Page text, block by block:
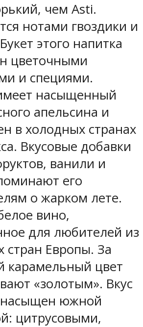
чем Asti.
нотами гвоздики и
этого напитка
цветочными
и специями.
насыщенный
апельсина и
в холодных странах
Вкусовые добавки
ванили и
его
о жарком лете.
вино,
для любителей из
стран Европы. За
карамельный цвет
«золотым». Вкус
насыщен южной
цитрусовыми,